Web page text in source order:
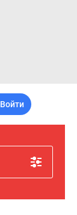
Войти